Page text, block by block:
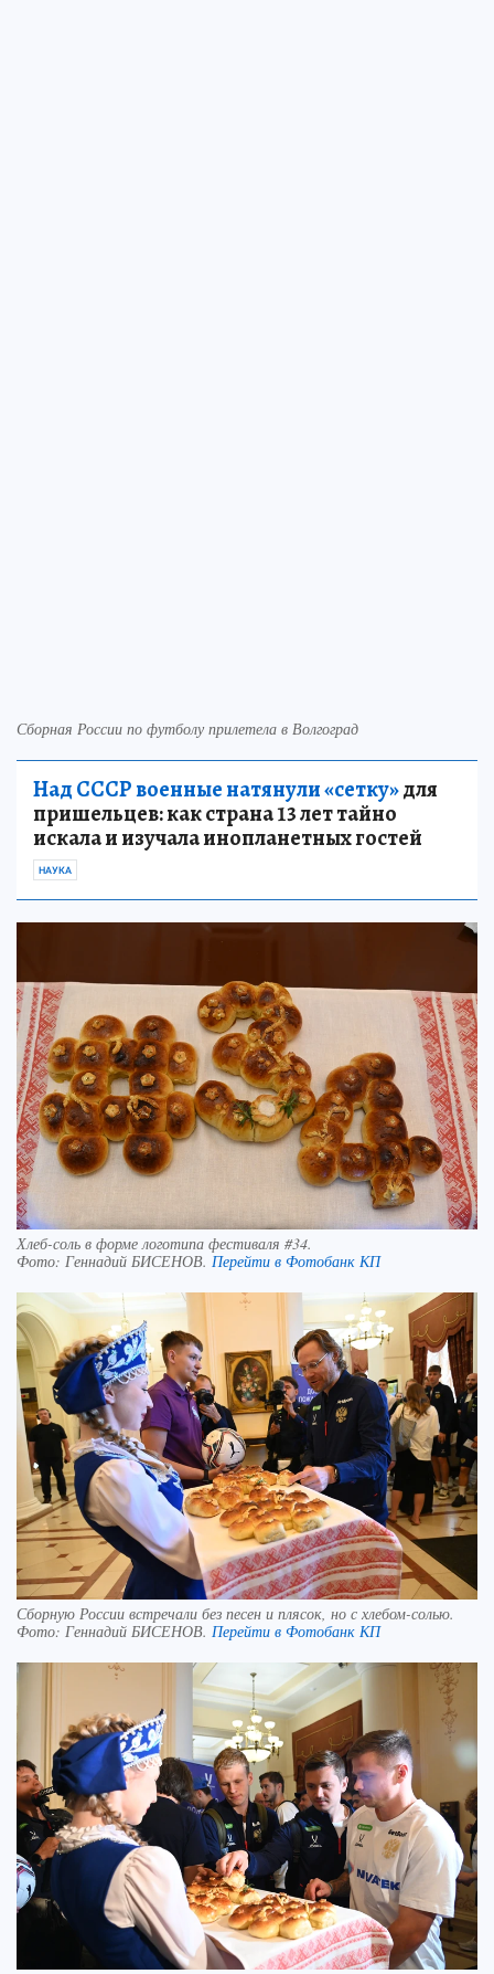
Сборная России по футболу прилетела в Волгоград
Над СССР военные натянули «сетку»для
пришельцев: как страна 13 лет тайно
искала и изучала инопланетных гостей
НАУКА
Хлеб-соль в форме логотипа фестиваля #34.
Фото: Геннадий БИСЕНОВ. Перейти в Фотобанк КП
Сборную России встречали без песен и плясок, но с хлебом-солью.
Фото: Геннадий БИСЕНОВ. Перейти в Фотобанк КП